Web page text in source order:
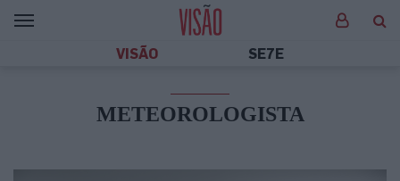
VISÃO SE7E
METEOROLOGISTA